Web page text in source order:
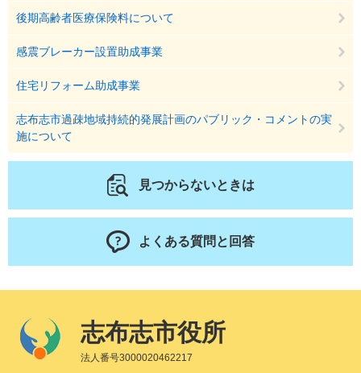
後期高齢者医療保険料について
感震ブレーカー設置助成事業
住宅リフォーム助成事業
志布志市過疎地域持続的発展計画のパブリック・コメントの実
施について
見つからないときは
よくある質問と回答
志布志市役所
法人番号3000020462217